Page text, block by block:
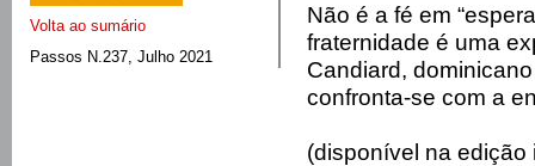
Volta ao sumário
Passos N.237, Julho 2021
Não é a fé em
fraternidade é uma
Candiard,
confronta-se com a
(disponível na edição